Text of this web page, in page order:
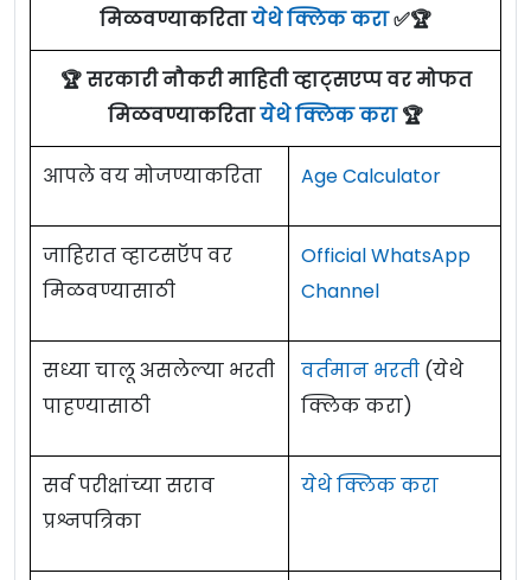
मिळवण्याकरितायेथे क्लिक करा✅🏆
🏆 सरकारी नौकरी माहिती व्हाट्सएप्प वर मोफत
मिळवण्याकरितायेथे क्लिक करा🏆
आपले वय मोजण्याकरिता Age Calculator
जाहिरात व्हाटसऍप वर
मिळवण्यासाठी
Official WhatsApp
Channel
सध्या चालू असलेल्या भरती
पाहण्यासाठी
वर्तमान भरती (येथे
क्लिक करा)
सर्व परीक्षांच्या सराव
प्रश्नपत्रिका
येथे क्लिक करा